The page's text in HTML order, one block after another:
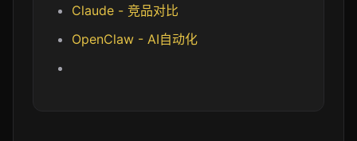
Claude - 竞品对比
OpenClaw - AI自动化